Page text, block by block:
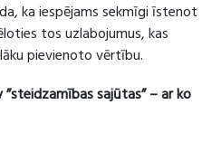
ka iespējams sekmīgi īstenot
tos uzlabojumus, kas
pievienoto vērtību.
sajūtas” – ar ko